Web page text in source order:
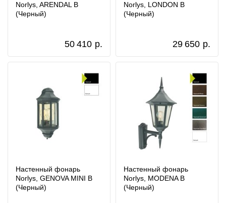
Norlys, ARENDAL B
(Черный)
50 410 р.
Norlys, LONDON B
(Черный)
29 650 р.
Настенный фонарь
Norlys, GENOVA MINI B
(Черный)
Настенный фонарь
Norlys, MODENA B
(Черный)